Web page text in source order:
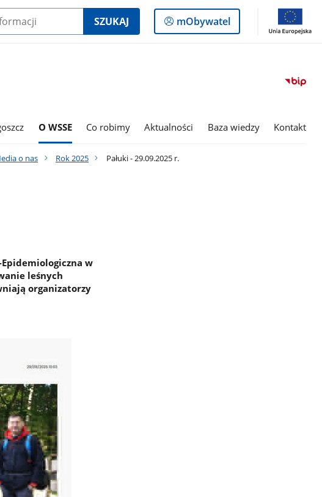
SZUKAJ
Logowanie
do
mObywatel
O WSSE Co robimy Aktualności Baza wiedzy Kontakt
o nas Rok 2025 Pałuki - 29.09.2025 r.
w
leśnych
organizatorzy